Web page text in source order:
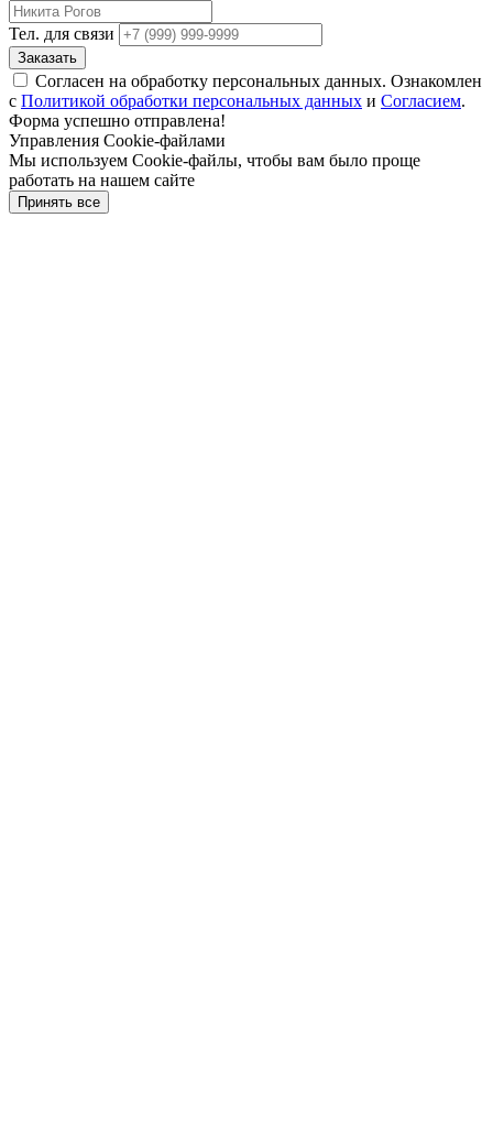
Тел. для связи
Заказать
Согласен на обработку персональных данных. Ознакомлен
с Политикой обработки персональных данных и Согласием.
Форма успешно отправлена!
Управления Cookie-файлами
Мы используем Cookie-файлы, чтобы вам было проще
работать на нашем сайте
Принять все